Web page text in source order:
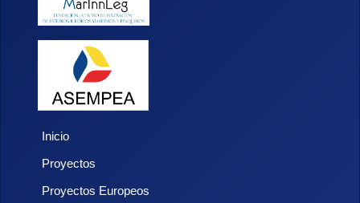
Inicio
Proyectos
Proyectos Europeos